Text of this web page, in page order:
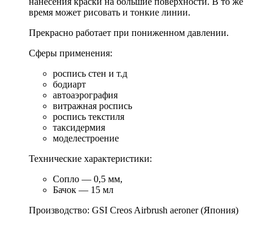
время может рисовать и тонкие линии.
Прекрасно работает при пониженном давлении.
Сферы применения:
роспись стен и т.д
бодиарт
автоаэрография
витражная роспись
роспись текстиля
таксидермия
моделестроение
Технические характеристики:
Сопло — 0,5 мм,
Бачок — 15 мл
Производство: GSI Creos Airbrush aeroner (Япония)